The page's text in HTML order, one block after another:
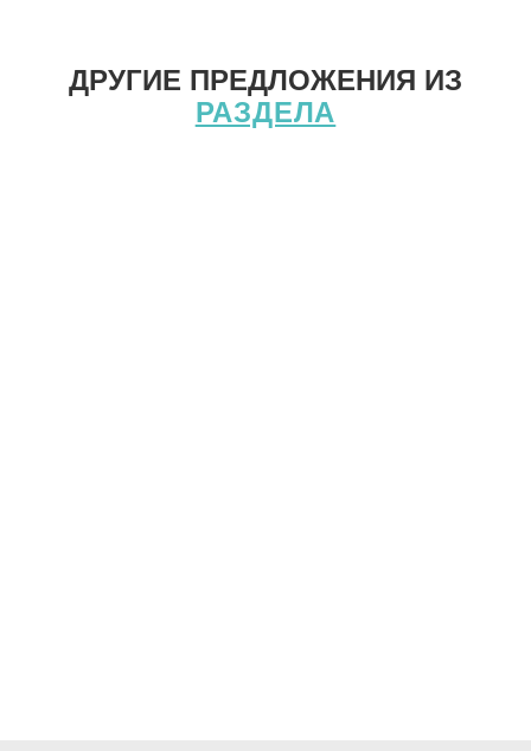
ДРУГИЕ ПРЕДЛОЖЕНИЯ ИЗ
РАЗДЕЛА